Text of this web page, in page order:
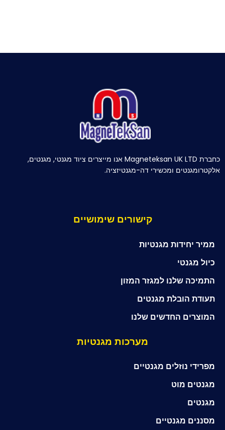
כחברת Magneteksan UK LTD אנו מייצרים ציוד מגנטי, מגנטים,
אלקטרומגנטים ומכשירי דה-מגנטיזציה.
קישורים שימושיים
ממיר יחידות מגנטיות
כיול מגנטי
התמיכה שלנו למגזר המזון
תעודת הובלת מגנטים
המוצרים החדשים שלנו
מערכות מגנטיות
מפרידי נוזלים מגנטיים
מגנטים מוט
מגנטים
מסננים מגנטיים